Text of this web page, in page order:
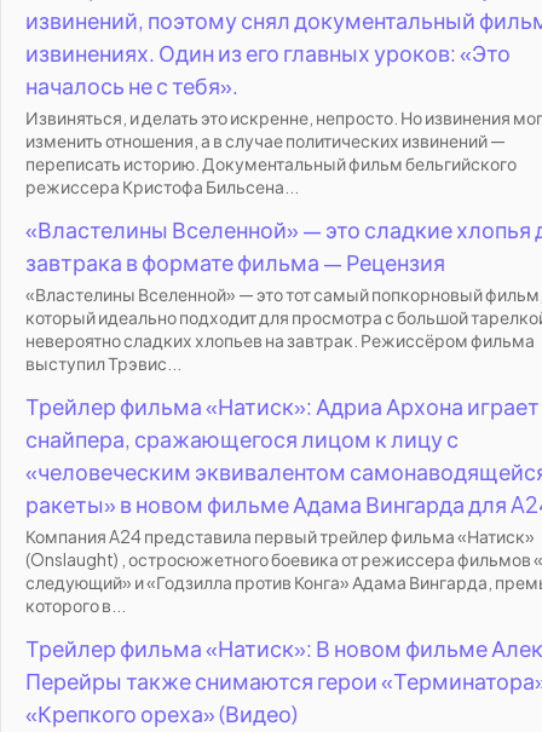
извинений, поэтому снял документальный
извинениях. Один из его главных уроков: «Это
началось не с тебя».
Извиняться, и делать это искренне, непросто. Но извинения
изменить отношения, а в случае политических извинений —
переписать историю. Документальный фильм бельгийского
режиссера Кристофа Бильсена...
«Властелины Вселенной» — это сладкие хлопья
завтрака в формате фильма — Рецензия
«Властелины Вселенной» — это тот самый попкорновый
который идеально подходит для просмотра с большой
невероятно сладких хлопьев на завтрак. Режиссёром фильма
выступил Трэвис...
Трейлер фильма «Натиск»: Адриа Архона играет
снайпера, сражающегося лицом к лицу с
«человеческим эквивалентом
ракеты» в новом фильме Адама Вингарда для
Компания A24 представила первый трейлер фильма «Натиск»
(Onslaught) , остросюжетного боевика от режиссера фильмов
следующий» и «Годзилла против Конга» Адама Вингарда,
которого в...
Трейлер фильма «Натиск»: В новом фильме
Перейры также снимаются герои
«Крепкого ореха» (Видео)